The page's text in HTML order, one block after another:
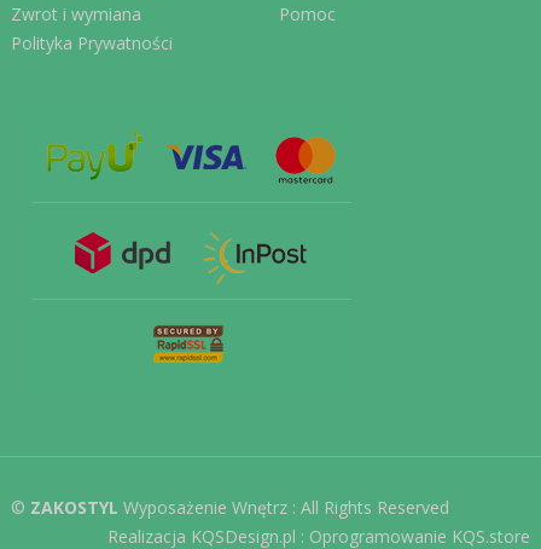
Zwrot i wymiana
Polityka Prywatności
Pomoc
© ZAKOSTYL Wyposażenie Wnętrz : All Rights Reserved
Realizacja KQSDesign.pl : Oprogramowanie KQS.store